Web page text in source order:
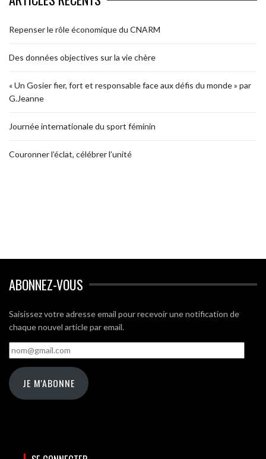
Repenser le rôle économique du CNARM
Des données objectives sur la vie chère
« Un Gosier fier, fort et responsable face aux défis du monde » par
G.Jeanne
Journée internationale du sport féminin
Couronner l’éclat, célébrer l’unité
ABONNEZ-VOUS
Saisissez votre adresse email pour recevoir une notification de
chaque nouvel article par email.
nom@gmail.com
JE M'ABONNE